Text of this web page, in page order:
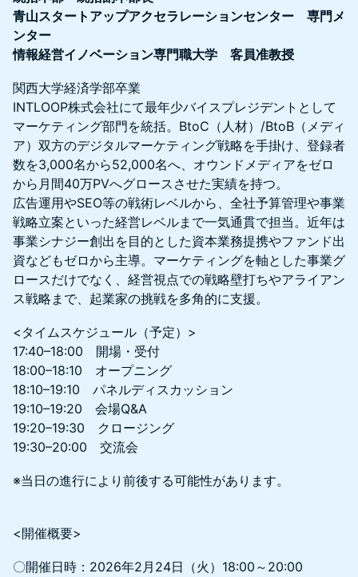
青山スタートアップアクセラレーションセンター 専門メ
ンター
情報経営イノベーション専門職大学 客員准教授
関西大学経済学部卒業
INTLOOP株式会社にて最年少バイスプレジデントとして
マーケティング部門を統括。BtoC（人材）/BtoB（メディ
ア）双方のデジタルマーケティング戦略を手掛け、登録者
数を3,000名から52,000名へ、オウンドメディアをゼロ
から月間40万PVへグロースさせた実績を持つ。
広告運用やSEO等の戦術レベルから、全社予算管理や事業
戦略立案といった経営レベルまで一気通貫で担当。近年は
事業シナジー創出を目的とした資本業務提携やファンド出
資などもゼロから主導。マーケティングを軸とした事業グ
ロースだけでなく、経営視点での戦略壁打ちやアライアン
ス戦略まで、起業家の挑戦を多角的に支援。
<タイムスケジュール（予定）>
17:40–18:00 開場・受付
18:00–18:10 オープニング
18:10–19:10 パネルディスカッション
19:10–19:20 会場Q&A
19:20–19:30 クロージング
19:30–20:00 交流会
※当日の進行により前後する可能性があります。
<開催概要>
〇開催日時：2026年2月24日（火）18:00～20:00